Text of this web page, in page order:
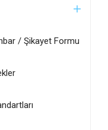
/ Şikayet Formu